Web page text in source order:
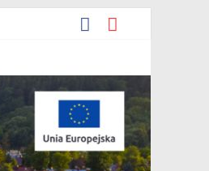
Mostki”.
przez Stowarzyszenie